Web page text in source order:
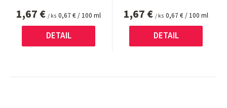
1,67 € / ks Jednotková
cena:
0,67 € / 100 ml
DETAIL
1,67 € / ks Jednotková
cena:
0,67 € / 100 ml
DETAIL